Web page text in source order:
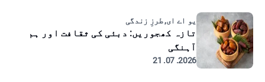
یو اے ای, طرزِ زندگی
تازہ کھجوریں: دبئی کی ثقافت اور ہم
آہنگی
2026. 07. 21